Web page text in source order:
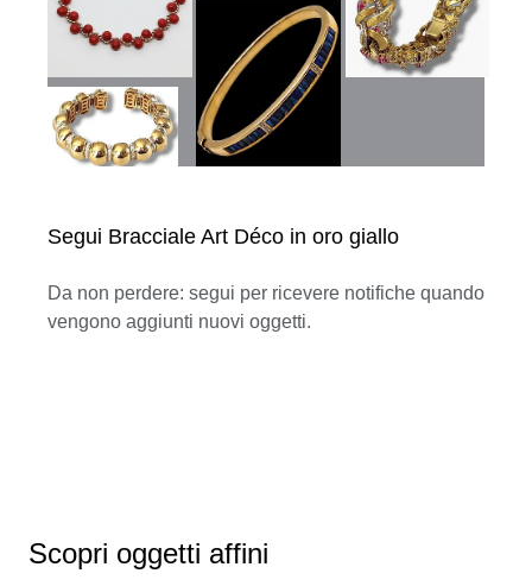
Segui Bracciale Art Déco in oro giallo
Da non perdere: segui per ricevere notifiche quando
vengono aggiunti nuovi oggetti.
Scopri oggetti affini